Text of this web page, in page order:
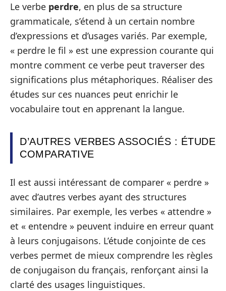
Le verbe perdre, en plus de sa structure
grammaticale, s’étend à un certain nombre
d’expressions et d’usages variés. Par exemple,
« perdre le fil » est une expression courante qui
montre comment ce verbe peut traverser des
significations plus métaphoriques. Réaliser des
études sur ces nuances peut enrichir le
vocabulaire tout en apprenant la langue.
D’AUTRES VERBES ASSOCIÉS : ÉTUDE
COMPARATIVE
Il est aussi intéressant de comparer « perdre »
avec d’autres verbes ayant des structures
similaires. Par exemple, les verbes « attendre »
et « entendre » peuvent induire en erreur quant
à leurs conjugaisons. L’étude conjointe de ces
verbes permet de mieux comprendre les règles
de conjugaison du français, renforçant ainsi la
clarté des usages linguistiques.